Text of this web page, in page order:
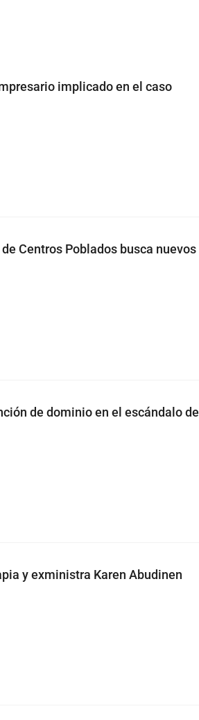
implicado en el caso
Centros Poblados busca nuevos
de dominio en el escándalo de
y exministra Karen Abudinen